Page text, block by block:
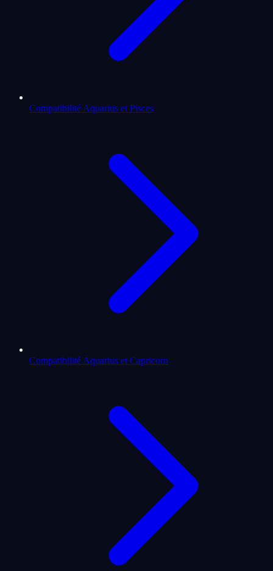
Compatibilité Aquarius et Pisces
Compatibilité Aquarius et Capricorn